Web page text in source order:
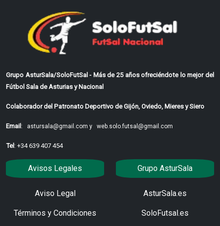
Grupo AsturSala/SoloFutSal - Más de 25 años ofreciéndote lo mejor del
Fútbol Sala de Asturias y Nacional
Colaborador del Patronato Deportivo de Gijón, Oviedo, Mieres y Siero
Email : astursala@gmail.com y web.solo.futsal@gmail.com
Tel : +34 639 407 454
Avisos Legales
Aviso Legal
Términos y Condiciones
Grupo AsturSala
AsturSala.es
SoloFutsal.es